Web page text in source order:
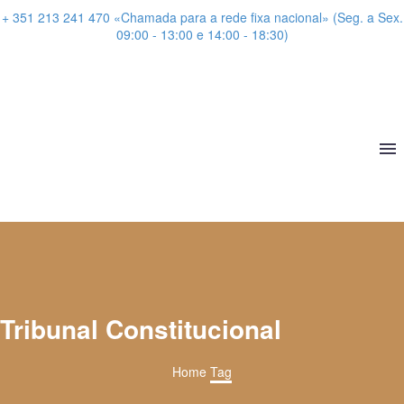
+ 351 213 241 470 «Chamada para a rede fixa nacional» (Seg. a Sex.
09:00 - 13:00 e 14:00 - 18:30)
Tribunal Constitucional
Home Tag